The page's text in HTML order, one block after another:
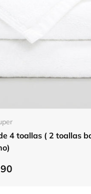
4 toallas ( 2 toallas